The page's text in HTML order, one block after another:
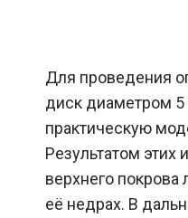
Для проведения
диск диаметром 5
практическую
Результатом
верхнего
её недрах. В